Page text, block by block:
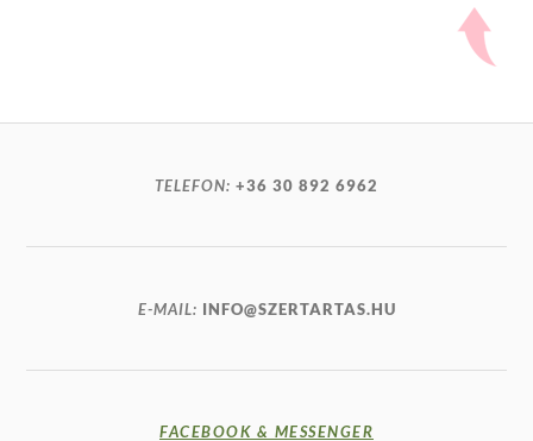
TELEFON: +36 30 892 6962
E-MAIL: INFO@SZERTARTAS.HU
FACEBOOK & MESSENGER